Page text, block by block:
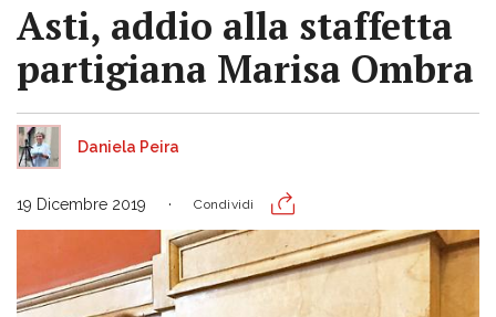
Asti, addio alla staffetta
partigiana Marisa Ombra
Daniela Peira
19 Dicembre 2019 Condividi